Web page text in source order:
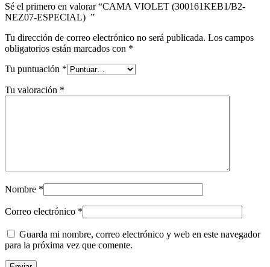
Sé el primero en valorar “CAMA VIOLET (300161KEB1/B2-
NEZ07-ESPECIAL) ”
Tu dirección de correo electrónico no será publicada. Los campos
obligatorios están marcados con *
Tu puntuación *
Tu valoración *
Nombre *
Correo electrónico *
Guarda mi nombre, correo electrónico y web en este navegador
para la próxima vez que comente.